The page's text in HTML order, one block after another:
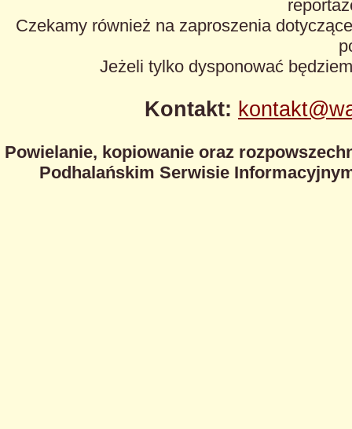
Czekamy również na zaproszenia
Jeżeli tylko dysponować
Kontakt:
Powielanie, kopiowanie oraz
Podhalańskim Serwisie